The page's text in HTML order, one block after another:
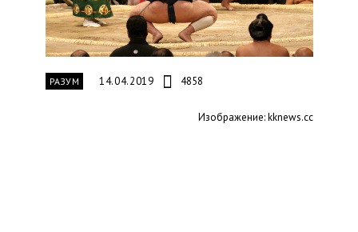
РАЗУМ 14.04.2019 4858
Изображение: kknews.cc